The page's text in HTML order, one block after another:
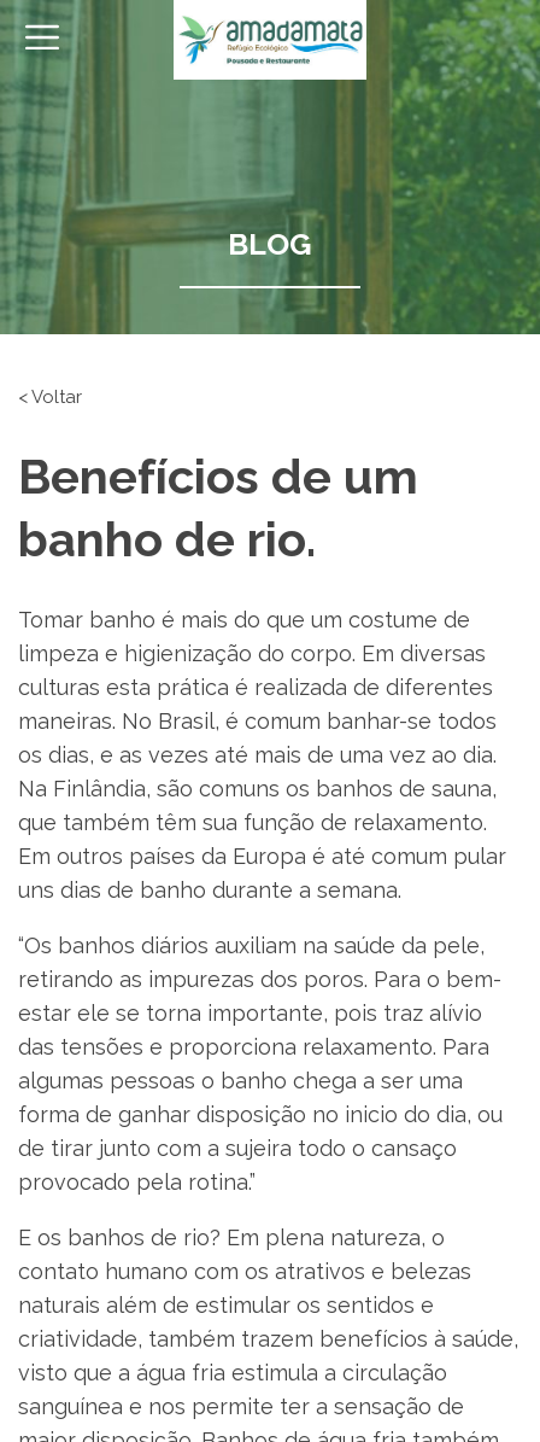
BLOG
< Voltar
Benefícios de um
banho de rio.
Tomar banho é mais do que um costume de
limpeza e higienização do corpo. Em diversas
culturas esta prática é realizada de diferentes
maneiras. No Brasil, é comum banhar-se todos
os dias, e as vezes até mais de uma vez ao dia.
Na Finlândia, são comuns os banhos de sauna,
que também têm sua função de relaxamento.
Em outros países da Europa é até comum pular
uns dias de banho durante a semana.
“Os banhos diários auxiliam na saúde da pele,
retirando as impurezas dos poros. Para o bem-
estar ele se torna importante, pois traz alívio
das tensões e proporciona relaxamento. Para
algumas pessoas o banho chega a ser uma
forma de ganhar disposição no inicio do dia, ou
de tirar junto com a sujeira todo o cansaço
provocado pela rotina.”
E os banhos de rio? Em plena natureza, o
contato humano com os atrativos e belezas
naturais além de estimular os sentidos e
criatividade, também trazem benefícios à saúde,
visto que a água fria estimula a circulação
sanguínea e nos permite ter a sensação de